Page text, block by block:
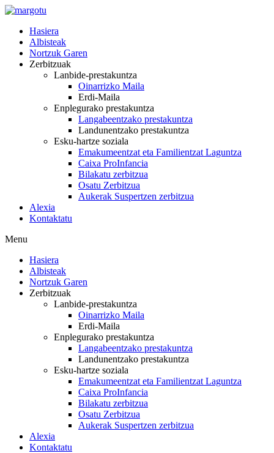
Skip
contentHasiera
Albisteak
Nortzuk Garen
Zerbitzuak
Lanbide-prestakuntza
Oinarrizko Maila
Erdi-Maila
Enplegurako prestakuntza
Langabeentzako prestakuntza
Landunentzako prestakuntza
Esku-hartze soziala
Emakumeentzat eta Familientzat Laguntza
Caixa ProInfancia
Bilakatu zerbitzua
Osatu Zerbitzua
Aukerak Suspertzen zerbitzua
Alexia
Kontaktatu
Menu
Hasiera
Albisteak
Nortzuk Garen
Zerbitzuak
Lanbide-prestakuntza
Oinarrizko Maila
Erdi-Maila
Enplegurako prestakuntza
Langabeentzako prestakuntza
Landunentzako prestakuntza
Esku-hartze soziala
Emakumeentzat eta Familientzat Laguntza
Caixa ProInfancia
Bilakatu zerbitzua
Osatu Zerbitzua
Aukerak Suspertzen zerbitzua
Alexia
Kontaktatu